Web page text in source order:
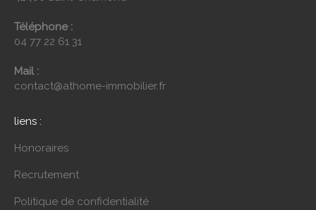
Téléphone :
04 77 22 61 31
Mail :
contact@athome-immobilier.fr
liens :
Honoraires
Recrutement
Politique de confidentialité